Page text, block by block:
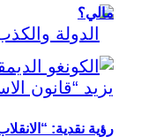
رؤية نقدية:
مالي؟